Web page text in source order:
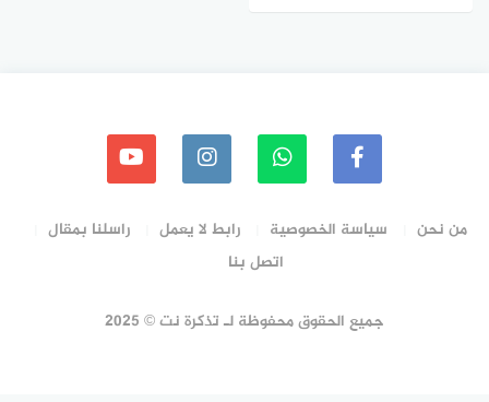
من نحن سياسة الخصوصية رابط لا يعمل
راسلنا بمقال
اتصل بنا
جميع الحقوق محفوظة لـ تذكرة نت © 2025